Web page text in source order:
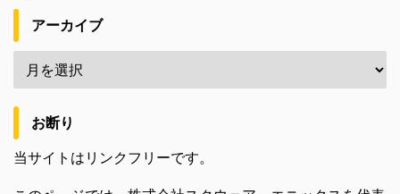
アーカイブ
お断り
当サイトはリンクフリーです。